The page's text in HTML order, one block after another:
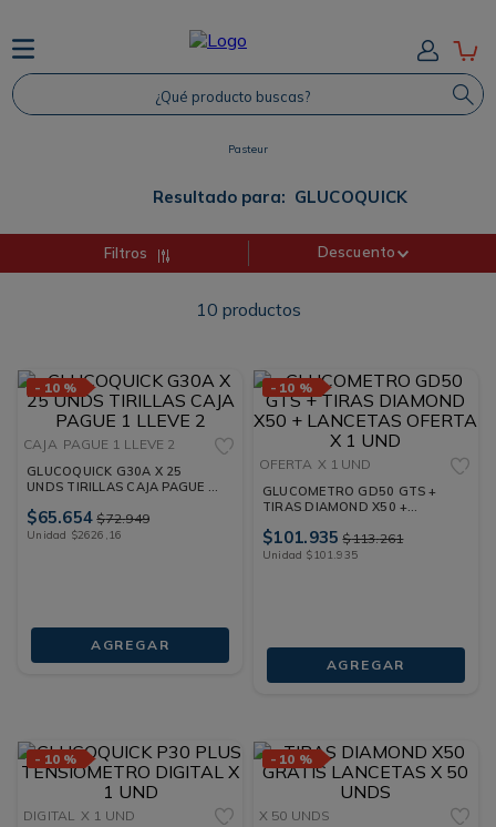
¿Qué producto buscas?
Pasteur
Resultado para: GLUCOQUICK
Filtros Descuento
10 productos
- 10 %
CAJA PAGUE 1 LLEVE 2
GLUCOQUICK G30A X 25
UNDS TIRILLAS CAJA PAGUE 1
$65.654 $72.949
Unidad $2626 ,16
AGREGAR
- 10 %
OFERTA X 1 UND
GLUCOMETRO GD50 GTS +
TIRAS DIAMOND X50 +
$101.935 $113.261
Unidad $101.935
AGREGAR
- 10 %
DIGITAL X 1 UND
- 10 %
X 50 UNDS
TÉRMINOS MÁS BUSCADOS